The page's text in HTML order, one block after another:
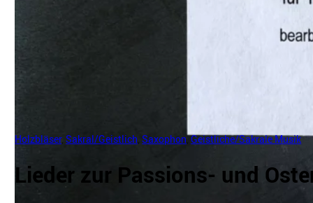
Holzbläser,Sakral/Geistlich ,Saxophon,Geistliche/Sakrale Musik
Lieder zur Passions- und